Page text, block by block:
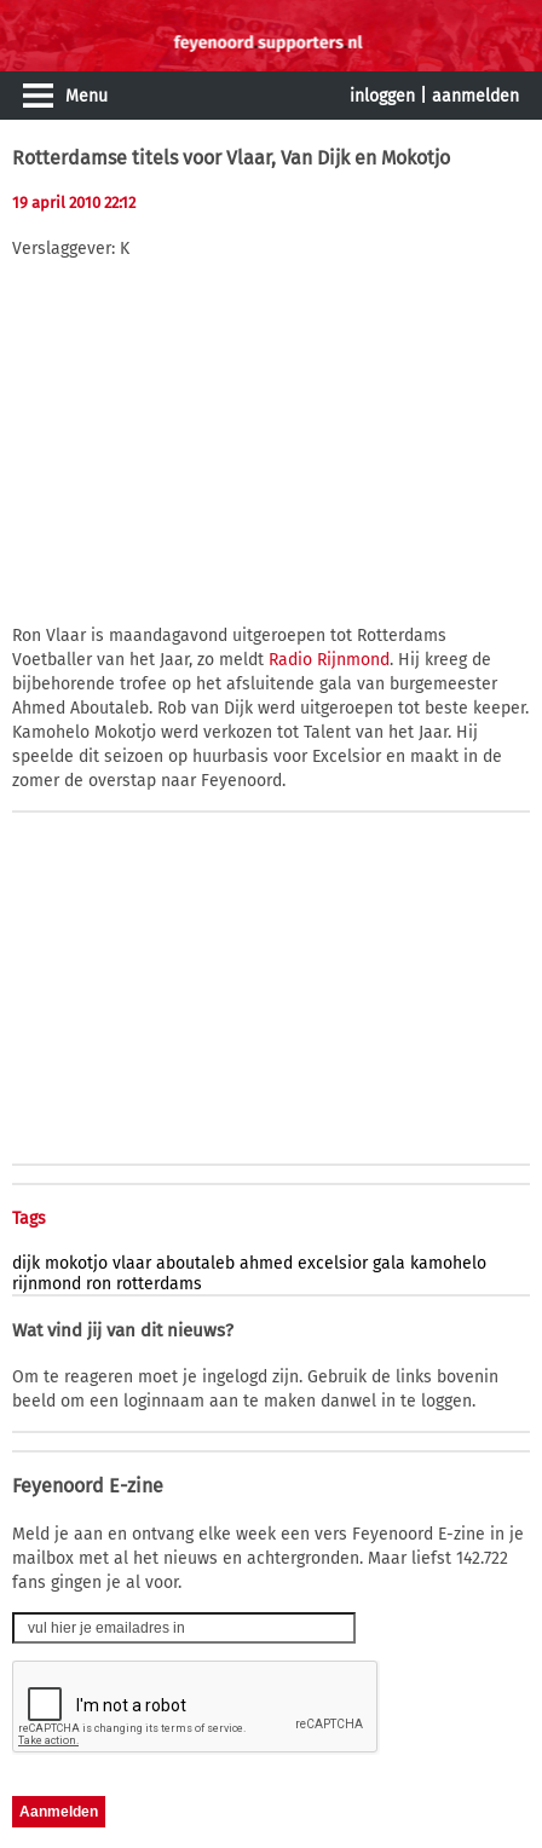
Menu inloggen aanmelden
Rotterdamse titels voor Vlaar, Van Dijk en Mokotjo
19 april 2010 22:12
Verslaggever: K
Ron Vlaar is maandagavond uitgeroepen tot Rotterdams
Voetballer van het Jaar, zo meldt Radio Rijnmond. Hij kreeg de
bijbehorende trofee op het afsluitende gala van burgemeester
Ahmed Aboutaleb. Rob van Dijk werd uitgeroepen tot beste keeper.
Kamohelo Mokotjo werd verkozen tot Talent van het Jaar. Hij
speelde dit seizoen op huurbasis voor Excelsior en maakt in de
zomer de overstap naar Feyenoord.
Tags
dijk mokotjo vlaar aboutaleb ahmed excelsior gala kamohelo
rijnmond ron rotterdams
Wat vind jij van dit nieuws?
Om te reageren moet je ingelogd zijn. Gebruik de links bovenin
beeld om een loginnaam aan te maken danwel in te loggen.
Feyenoord E-zine
Meld je aan en ontvang elke week een vers Feyenoord E-zine in je
mailbox met al het nieuws en achtergronden. Maar liefst 142.722
fans gingen je al voor.